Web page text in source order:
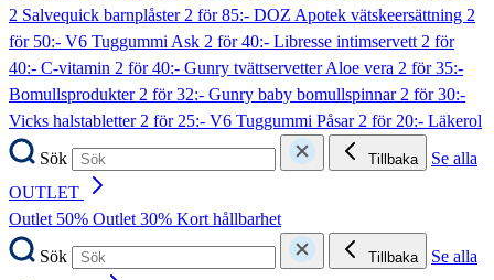
2 Salvequick barnplåster2 för 85:- DOZ Apotek vätskeersättning 2
för 50:- V6 Tuggummi Ask 2 för 40:- Libresse intimservett2 för
40:- C-vitamin 2 för 40:- Gunry tvättservetter Aloe vera 2 för 35:-
Bomullsprodukter2 för 32:- Gunry baby bomullspinnar2 för 30:-
Vicks halstabletter2 för 25:- V6 Tuggummi Påsar2 för 20:- Läkerol
Sök
Tillbaka
Se alla
OUTLET
Outlet 50% Outlet 30% Kort hållbarhet
Sök
Tillbaka
Se alla